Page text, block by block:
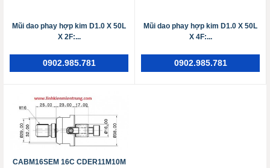
Mũi dao phay hợp kim D1.0 X 50L
X 2F:...
0902.985.781
Mũi dao phay hợp kim D1.0 X 50L
X 4F:...
0902.985.781
CABM16SEM 16C CDER11M10M